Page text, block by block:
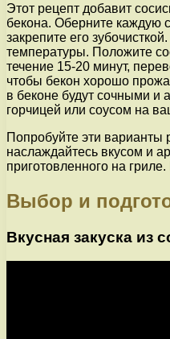
Этот рецепт добавит
бекона. Оберните каждую
закрепите его
температуры. Положите
течение 15-20 минут,
чтобы бекон хорошо
в беконе будут сочными
горчицей или соусом на
Попробуйте эти варианты
наслаждайтесь вкусом и
приготовленного на
Выбор и
Вкусная закуска из